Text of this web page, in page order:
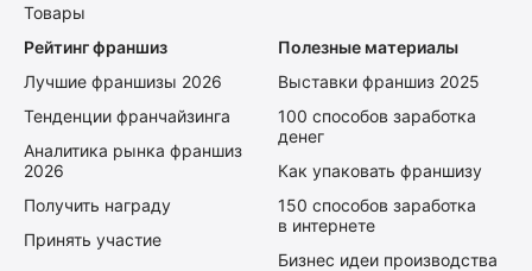
Товары
Рейтинг франшиз
Лучшие франшизы 2026
Тенденции франчайзинга
Аналитика рынка франшиз
2026
Получить награду
Принять участие
Полезные материалы
Выставки франшиз 2025
100 способов заработка
денег
Как упаковать франшизу
150 способов заработка
в интернете
Бизнес идеи производства